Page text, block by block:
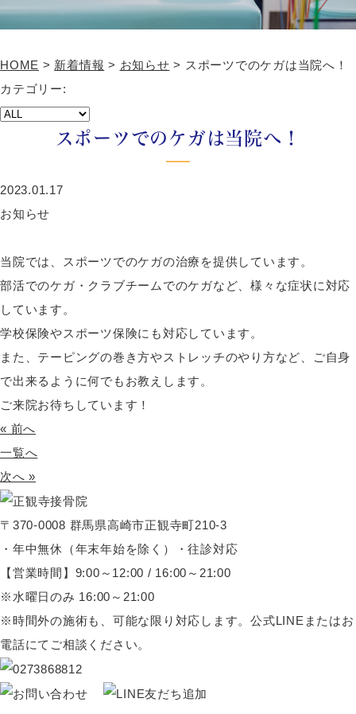
HOME > 新着情報 > お知らせ > スポーツでのケガは当院へ！
カテゴリー:
スポーツでのケガは当院へ！
2023.01.17
お知らせ
当院では、スポーツでのケガの治療を提供しています。
部活でのケガ・クラブチームでのケガなど、様々な症状に対応
しています。
学校保険やスポーツ保険にも対応しています。
また、テーピングの巻き方やストレッチのやり方など、ご自身
で出来るように何でもお教えします。
ご来院お待ちしています！
« 前へ
一覧へ
次へ »
〒370-0008 群馬県高崎市正観寺町210-3
・年中無休（年末年始を除く）・往診対応
【営業時間】9:00～12:00 / 16:00～21:00
※水曜日のみ 16:00～21:00
※時間外の施術も、可能な限り対応します。公式LINEまたはお
電話にてご相談ください。